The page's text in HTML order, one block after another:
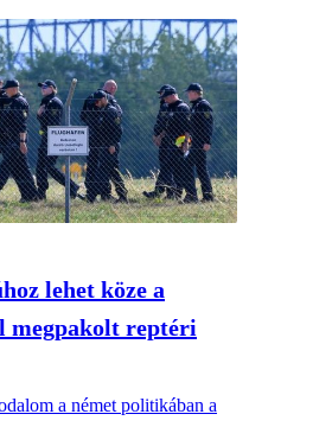
lehet köze a
megpakolt reptéri
a német politikában a